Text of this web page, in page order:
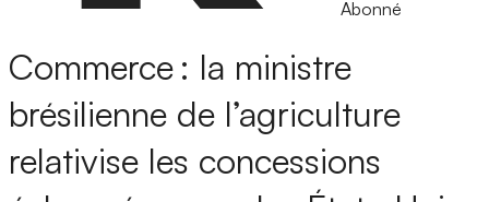
Abonné
Commerce : la ministre
brésilienne de l’agriculture
relativise les concessions